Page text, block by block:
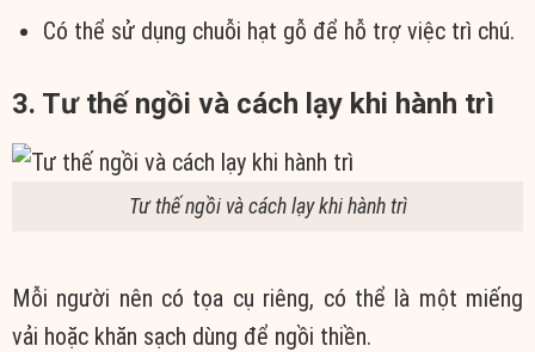
Có thể sử dụng chuỗi hạt gỗ để hỗ trợ việc trì chú.
3. Tư thế ngồi và cách lạy khi hành trì
Tư thế ngồi và cách lạy khi hành trì
Mỗi người nên có tọa cụ riêng, có thể là một miếng
vải hoặc khăn sạch dùng để ngồi thiền.